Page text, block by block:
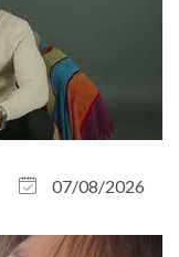
07/08/2026